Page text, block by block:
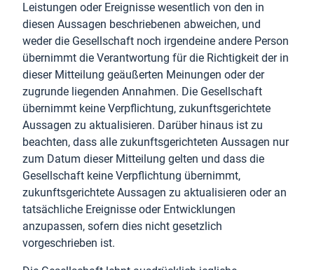
Leistungen oder Ereignisse wesentlich von den in
diesen Aussagen beschriebenen abweichen, und
weder die Gesellschaft noch irgendeine andere Person
übernimmt die Verantwortung für die Richtigkeit der in
dieser Mitteilung geäußerten Meinungen oder der
zugrunde liegenden Annahmen. Die Gesellschaft
übernimmt keine Verpflichtung, zukunftsgerichtete
Aussagen zu aktualisieren. Darüber hinaus ist zu
beachten, dass alle zukunftsgerichteten Aussagen nur
zum Datum dieser Mitteilung gelten und dass die
Gesellschaft keine Verpflichtung übernimmt,
zukunftsgerichtete Aussagen zu aktualisieren oder an
tatsächliche Ereignisse oder Entwicklungen
anzupassen, sofern dies nicht gesetzlich
vorgeschrieben ist.